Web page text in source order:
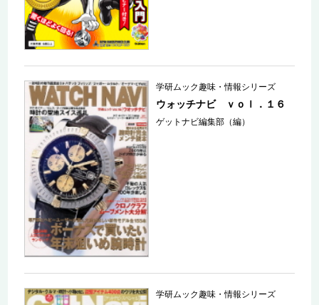
学研ムック趣味・情報シリーズ
ウォッチナビ ｖｏｌ．１６
ゲットナビ編集部（編）
学研ムック趣味・情報シリーズ